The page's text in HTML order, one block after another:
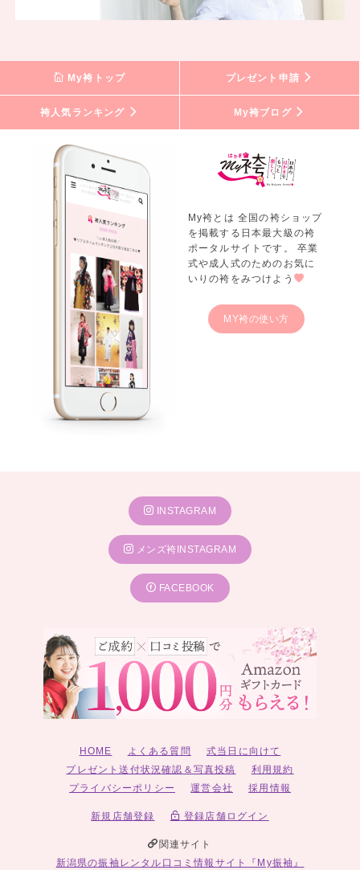
My袴トップ プレゼント申請
袴人気ランキング My袴ブログ
My袴とは 全国の袴ショップ
を掲載する日本最大級の袴
ポータルサイトです。 卒業
式や成人式のためのお気に
いりの袴をみつけよう
MY袴の使い方
INSTAGRAM
メンズ袴INSTAGRAM
FACEBOOK
HOME よくある質問
式当日に向けて
プレゼント送付状況確認＆写真投稿
利用規約
プライバシーポリシー
運営会社 採用情報
新規店舗登録 登録店舗ログイン
関連サイト
新潟県の振袖レンタル口コミ情報サイト『My振袖』